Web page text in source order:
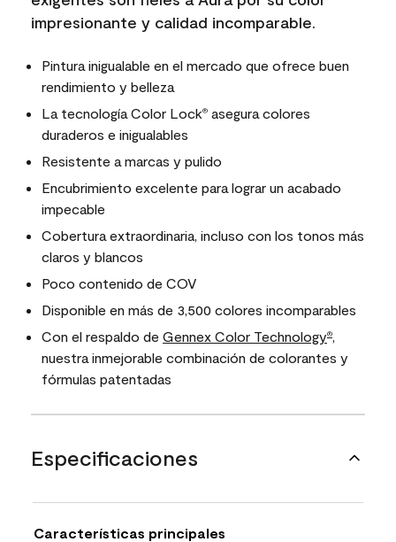
impresionante y calidad incomparable.
Pintura inigualable en el mercado que ofrece buen
rendimiento y belleza
La tecnología Color Lock® asegura colores
duraderos e inigualables
Resistente a marcas y pulido
Encubrimiento excelente para lograr un acabado
impecable
Cobertura extraordinaria, incluso con los tonos más
claros y blancos
Poco contenido de COV
Disponible en más de 3,500 colores incomparables
Con el respaldo de Gennex Color Technology®,
nuestra inmejorable combinación de colorantes y
fórmulas patentadas
Especificaciones
Características principales